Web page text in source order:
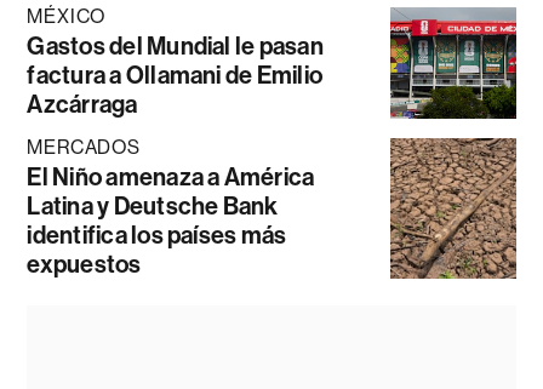
MÉXICO
Gastos del Mundial le pasan
factura a Ollamani de Emilio
Azcárraga
MERCADOS
El Niño amenaza a América
Latina y Deutsche Bank
identifica los países más
expuestos